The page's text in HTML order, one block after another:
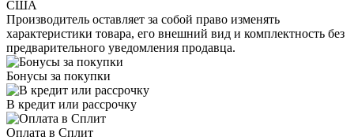
США
Производитель оставляет за собой право изменять
характеристики товара, его внешний вид и комплектность без
предварительного уведомления продавца.
Бонусы за покупки
В кредит или рассрочку
Оплата в Сплит